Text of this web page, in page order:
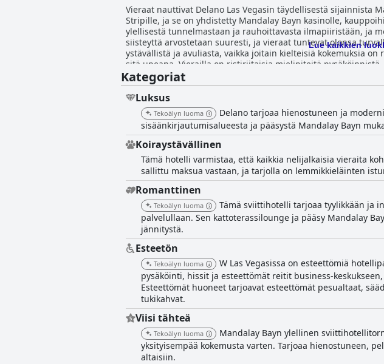
Vieraat nauttivat Delano Las Vegasin täydellisestä sijainnista
Stripille, ja se on yhdistetty Mandalay Bayn kasinolle,
ylellisestä tunnelmastaan ja rauhoittavasta ilmapiiristään, ja
siisteyttä arvostetaan suuresti, ja vieraat tuntevat olonsa
ystävällistä ja avuliasta, vaikka joitain kielteisiä kokemuksia
sitä upeana. Vierailla on ristiriitaisia mielipiteitä pysäköinnistä.
Vegas tarjoaa viiden tähden ylellisen oleskelun
Lue kaikkien
Kategoriat
Luksus
Tekoälyn luoma
Delano tarjoaa hienostuneen ja
sisäänkirjautumisalueesta ja pääsystä Mandalay Bayn
Koiraystävällinen
Tämä hotelli varmistaa, että kaikkia nelijalkaisia vieraita
sallittu maksua vastaan, ja tarjolla on lemmikkieläinten
Romanttinen
Tekoälyn luoma
Tämä sviittihotelli tarjoaa tyylikkään ja
palvelullaan. Sen kattoterassilounge ja pääsy Mandalay
jännitystä.
Esteetön
Tekoälyn luoma
W Las Vegasissa on esteettömiä
pysäköinti, hissit ja esteettömät reitit business-
Esteettömät huoneet tarjoavat esteettömät pesualtaat,
tukikahvat.
Viisi tähteä
Tekoälyn luoma
Mandalay Bayn ylellinen
yksityisempää kokemusta varten. Tarjoaa hienostuneen,
altaisiin.